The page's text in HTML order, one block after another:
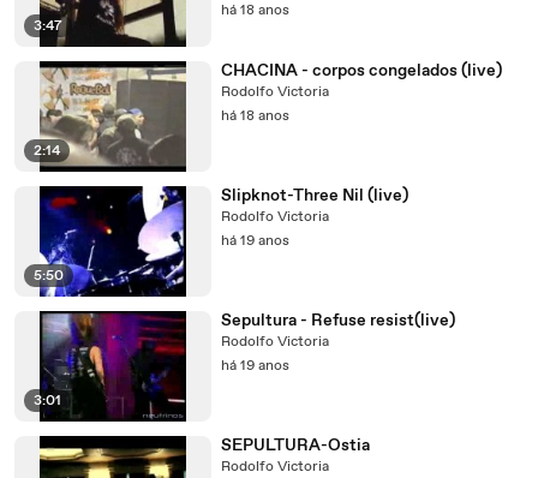
3:47
há 18 anos
2:14
CHACINA - corpos congelados (live)
Rodolfo Victoria
há 18 anos
5:50
Slipknot-Three Nil (live)
Rodolfo Victoria
há 19 anos
3:01
Sepultura - Refuse resist(live)
Rodolfo Victoria
há 19 anos
SEPULTURA-Ostia
Rodolfo Victoria